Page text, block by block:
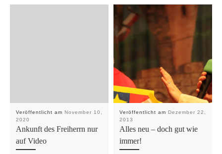
Veröffentlicht am November 10,
2020
Ankunft des Freiherrn nur
auf Video
Veröffentlicht am Dezember 22,
2013
Alles neu – doch gut wie
immer!